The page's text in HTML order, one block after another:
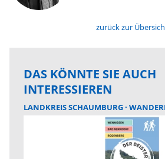
zurück zur
DAS KÖNNTE SIE AUCH
INTERESSIEREN
LANDKREIS SCHAUMBURG